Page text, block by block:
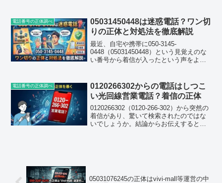
込まれたのではないかと不安になります
よね。見慣れな...
電話番号の正体調べ
05031450448は迷惑電話？ワン切
りの正体と対処法を徹底解説
最近、自宅や携帯に050-3145-
0448（05031450448）という見覚えのな
い番号から着信が入ったという声をよく
りと、いわゆるワン切りのパターンに当
てはまるケ...
電話番号の正体調べ
0120266302からの電話はしつこ
い光回線営業電話？着信の正体
0120266302（0120-266-302）から突然の
着信があり、驚いて検索されたのではな
いでしょうか。結論からお伝えすると、
05031076245の正体はvivi-mall等運営の中